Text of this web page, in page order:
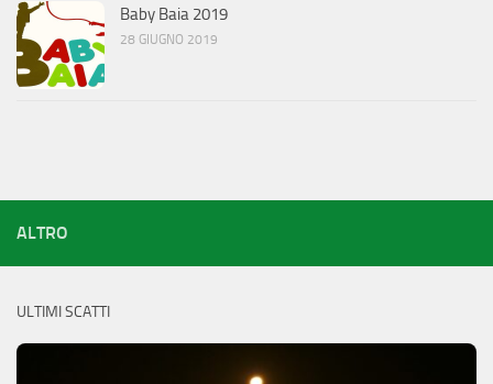
Baby Baia 2019
28 GIUGNO 2019
ALTRO
ULTIMI SCATTI